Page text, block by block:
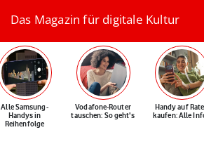
Das Magazin für digitale Kultur
Alle Samsung-
Handys in
Reihenfolge
Vodafone-Router
tauschen: So geht's
Handy auf
kaufen: Alle